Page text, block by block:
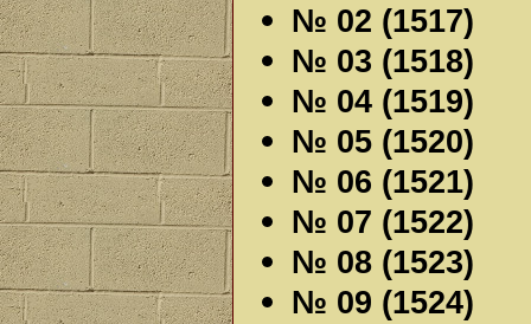
№ 02 (1517)
№ 03 (1518)
№ 04 (1519)
№ 05 (1520)
№ 06 (1521)
№ 07 (1522)
№ 08 (1523)
№ 09 (1524)